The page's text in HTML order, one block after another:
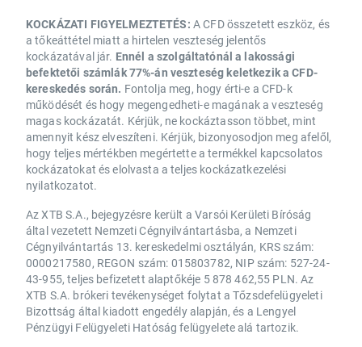
KOCKÁZATI FIGYELMEZTETÉS: A CFD összetett eszköz, és
a tőkeáttétel miatt a hirtelen veszteség jelentős
kockázatával jár. Ennél a szolgáltatónál a lakossági
befektetői számlák 77%-án veszteség keletkezik a CFD-
kereskedés során. Fontolja meg, hogy érti-e a CFD-k
működését és hogy megengedheti-e magának a veszteség
magas kockázatát. Kérjük, ne kockáztasson többet, mint
amennyit kész elveszíteni. Kérjük, bizonyosodjon meg afelől,
hogy teljes mértékben megértette a termékkel kapcsolatos
kockázatokat és elolvasta a teljes kockázatkezelési
nyilatkozatot.
Az XTB S.A., bejegyzésre került a Varsói Kerületi Bíróság
által vezetett Nemzeti Cégnyilvántartásba, a Nemzeti
Cégnyilvántartás 13. kereskedelmi osztályán, KRS szám:
0000217580, REGON szám: 015803782, NIP szám: 527-24-
43-955, teljes befizetett alaptőkéje 5 878 462,55 PLN. Az
XTB S.A. brókeri tevékenységet folytat a Tőzsdefelügyeleti
Bizottság által kiadott engedély alapján, és a Lengyel
Pénzügyi Felügyeleti Hatóság felügyelete alá tartozik.